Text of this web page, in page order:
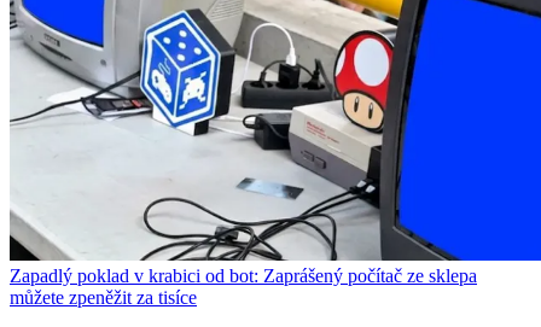
Zapadlý poklad v krabici od bot: Zaprášený počítač ze sklepa
můžete zpeněžit za tisíce